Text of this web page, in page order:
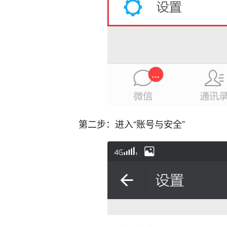
第二步：进入“账号与安全”